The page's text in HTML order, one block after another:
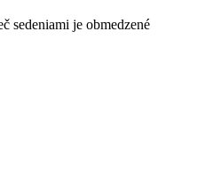
sedeniami je obmedzené